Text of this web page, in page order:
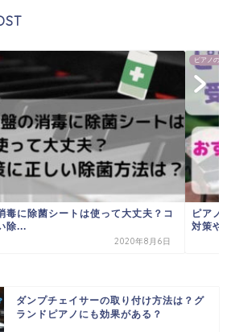
毒に除菌シートは使って大丈夫？コ
除...
2020年8月6日
ピアノのお
ピアノ
対策や
ダンプチェイサーの取り付け方法は？グ
ランドピアノにも効果がある？